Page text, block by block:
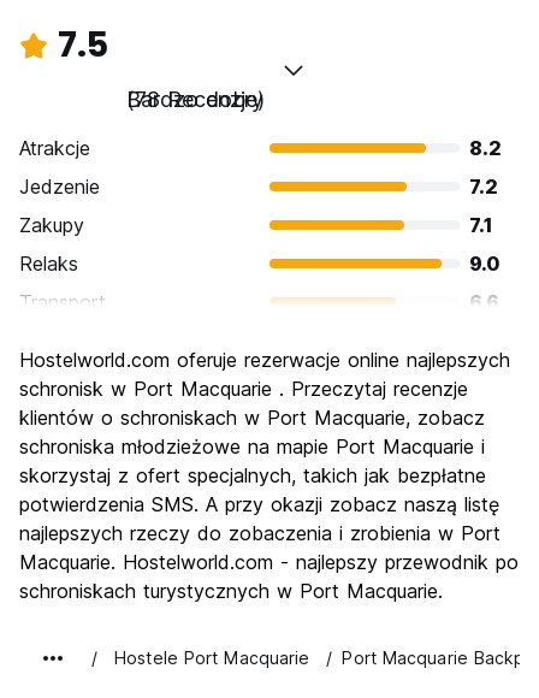
7.5
Bardzo dobry
(78 Recenzje)
Atrakcje
8.2
Jedzenie
7.2
Zakupy
7.1
Relaks
9.0
Transport
6.6
Kultura
Imprezy
6.3
Najlepsza wartość
7.8
Hostelworld.com oferuje rezerwacje online najlepszych
schronisk w Port Macquarie . Przeczytaj recenzje
klientów o schroniskach w Port Macquarie, zobacz
schroniska młodzieżowe na mapie Port Macquarie i
skorzystaj z ofert specjalnych, takich jak bezpłatne
potwierdzenia SMS. A przy okazji zobacz naszą listę
najlepszych rzeczy do zobaczenia i zrobienia w Port
Macquarie. Hostelworld.com - najlepszy przewodnik po
schroniskach turystycznych w Port Macquarie.
Hostele Port Macquarie Port Macquarie